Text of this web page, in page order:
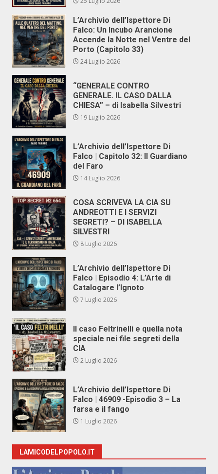
L’Archivio dell’Ispettore Di
Falco: Un Incubo Arancione
Accende la Notte nel Ventre del
Porto (Capitolo 33)
24 Luglio 2026
“GENERALE CONTRO
GENERALE. IL CASO DALLA
CHIESA” – di Isabella Silvestri
19 Luglio 2026
L’Archivio dell’Ispettore Di
Falco | Capitolo 32: Il Guardiano
del Faro
14 Luglio 2026
COSA SCRIVEVA LA CIA SU
ANDREOTTI E I SERVIZI
SEGRETI? – DI ISABELLA
SILVESTRI
8 Luglio 2026
L’Archivio dell’Ispettore Di
Falco | Episodio 4: L’Arte di
Catalogare l’Ignoto
7 Luglio 2026
Il caso Feltrinelli e quella nota
speciale nei file segreti della
CIA
2 Luglio 2026
L’Archivio dell’Ispettore Di
Falco | 46909 -Episodio 3 – La
farsa e il fango
1 Luglio 2026
LAMICODELPOPOLO.IT